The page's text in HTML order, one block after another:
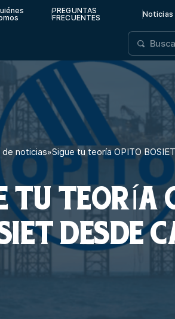
PREGUNTAS
FRECUENTES
Noticias
de noticias»Sigue tu teoría OPITO
TU TEORÍA
DESDE